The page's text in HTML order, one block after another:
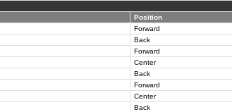
Position
Forward
Back
Forward
Center
Back
Forward
Center
Back